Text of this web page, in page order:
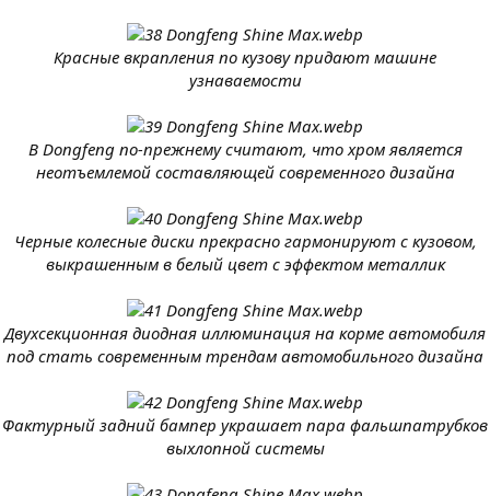
Красные вкрапления по кузову придают машине
узнаваемости
В Dongfeng по-прежнему считают, что хром является
неотъемлемой составляющей современного дизайна
Черные колесные диски прекрасно гармонируют с кузовом,
выкрашенным в белый цвет с эффектом металлик
Двухсекционная диодная иллюминация на корме автомобиля
под стать современным трендам автомобильного дизайна
Фактурный задний бампер украшает пара фальшпатрубков
выхлопной системы